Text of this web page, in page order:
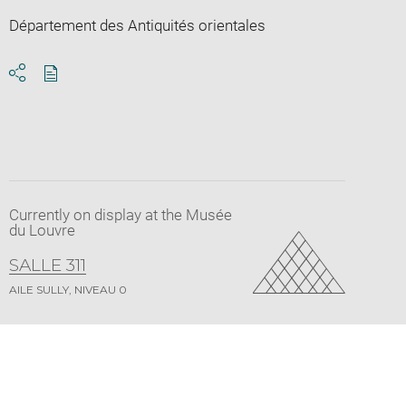
Département des Antiquités orientales
Currently on display at the Musée
du Louvre
SALLE 311
AILE SULLY, NIVEAU 0